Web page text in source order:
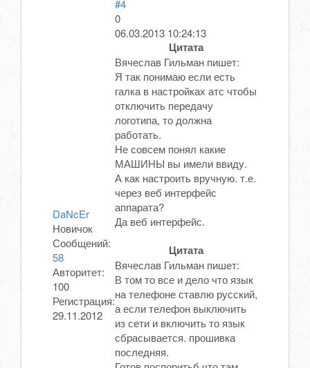
DaNcEr
Новичок
Сообщений:
58
Авторитет:
100
Регистрация:
29.11.2012
#4
0
06.03.2013 10:24:13
Цитата
Вячеслав Гильман пишет:
Я так понимаю если есть
галка в настройках атс чтобы
отключить передачу
логотипа, то должна
работать.
Не совсем понял какие
МАШИНЫ вы имели ввиду.
А как настроить вручную. т.е.
через веб интерфейс
аппарата?
Да веб интерфейс.
Цитата
Вячеслав Гильман пишет:
В том то все и дело что язык
на телефоне ставлю русский,
а если телефон выключить
из сети и включить то язык
сбрасывается. прошивка
последняя.